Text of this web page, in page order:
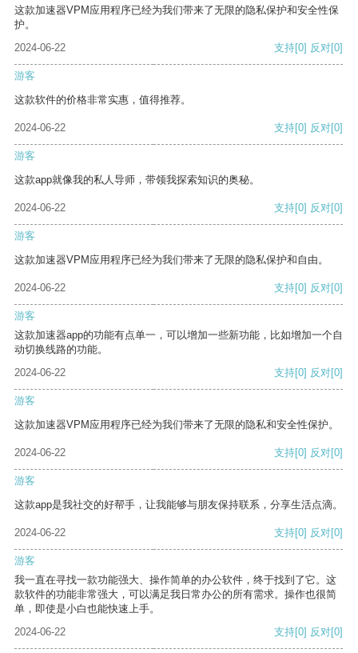
这款加速器VPM应用程序已经为我们带来了无限的隐私保护和安全性保
护。
2024-06-22
支持[0] 反对[0]
游客
这款软件的价格非常实惠，值得推荐。
2024-06-22 支持[0] 反对[0]
游客
这款app就像我的私人导师，带领我探索知识的奥秘。
2024-06-22 支持[0] 反对[0]
游客
这款加速器VPM应用程序已经为我们带来了无限的隐私保护和自由。
2024-06-22 支持[0] 反对[0]
游客
这款加速器app的功能有点单一，可以增加一些新功能，比如增加一个自
动切换线路的功能。
2024-06-22
支持[0] 反对[0]
游客
这款加速器VPM应用程序已经为我们带来了无限的隐私和安全性保护。
2024-06-22 支持[0] 反对[0]
游客
这款app是我社交的好帮手，让我能够与朋友保持联系，分享生活点滴。
2024-06-22 支持[0] 反对[0]
游客
我一直在寻找一款功能强大、操作简单的办公软件，终于找到了它。这
款软件的功能非常强大，可以满足我日常办公的所有需求。操作也很简
单，即使是小白也能快速上手。
2024-06-22
支持[0] 反对[0]